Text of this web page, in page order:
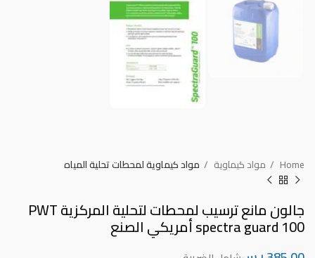
Home مواد كيماوية مواد كيماوية لمحطات تحلية المياه
جالون مانع ترسيب لمحطات لتحلية المركزية PWT
spectra guard 100 أمريكي الصنع